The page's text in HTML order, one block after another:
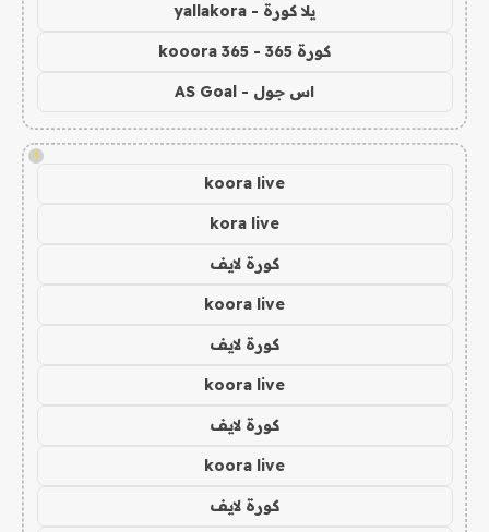
يلا كورة - yallakora
كورة 365 - kooora 365
اس جول - AS Goal
!
koora live
kora live
كورة لايف
koora live
كورة لايف
koora live
كورة لايف
koora live
كورة لايف